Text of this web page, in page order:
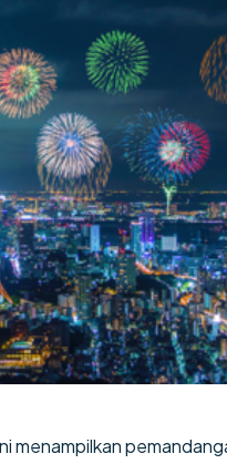
menampilkan